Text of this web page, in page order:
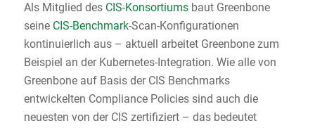
Als Mitglied des CIS-Konsortiumsbaut Greenbone
seine CIS-Benchmark-Scan-Konfigurationen
kontinuierlich aus – aktuell arbeitet Greenbone zum
Beispiel an der Kubernetes-Integration. Wie alle von
Greenbone auf Basis der CIS Benchmarks
entwickelten Compliance Policies sind auch die
neuesten von der CIS zertifiziert – das bedeutet